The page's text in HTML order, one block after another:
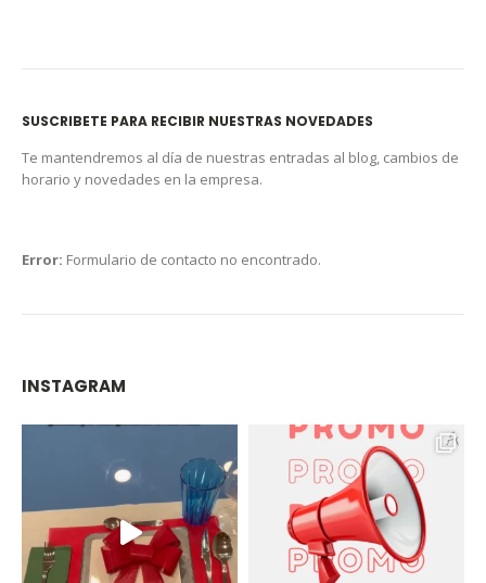
SUSCRIBETE PARA RECIBIR NUESTRAS NOVEDADES
Te mantendremos al día de nuestras entradas al blog, cambios de
horario y novedades en la empresa.
Error: Formulario de contacto no encontrado.
INSTAGRAM